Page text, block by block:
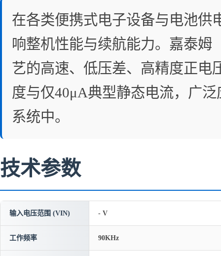
在各类便携式电子设备与电池供
响整机性能与续航能力。嘉泰姆
艺的高速、低压差、高精度正电
度与仅40μA典型静态电流，广
系统中。
技术参数
输入电压范围 (VIN) - V
工作频率 90KHz